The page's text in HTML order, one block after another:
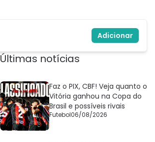
Adicionar
Últimas notícias
Faz o PIX, CBF! Veja quanto o
Vitória ganhou na Copa do
Brasil e possíveis rivais
Futebol06/08/2026